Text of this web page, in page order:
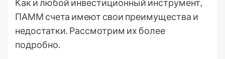
Как и любой инвестиционный инструмент,
ПАММ счета имеют свои преимущества и
недостатки. Рассмотрим их более
подробно.